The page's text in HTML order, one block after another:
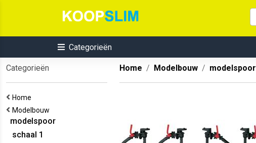
Categorieën
Categorieën
Home
Modelbouw
modelspoor
schaal 1
Home Modelbouw modelspoor